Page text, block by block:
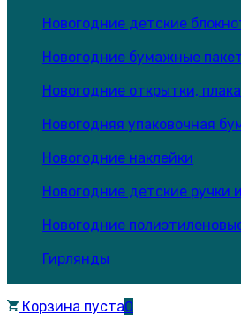
Новогодние детские
Новогодние бумажные
Новогодние открытки,
Новогодняя упаковочная
Новогодние наклейки
Новогодние детские ручки
Новогодние
Гирлянды
Корзина пуста0